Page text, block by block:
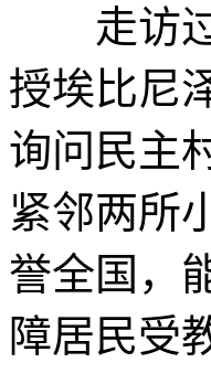
走访过
授埃比尼
询问民主
紧邻两所
誉全国，
障居民受